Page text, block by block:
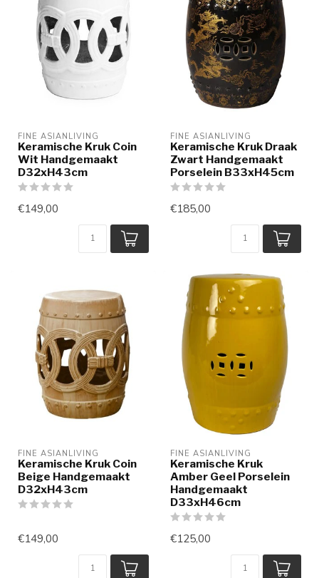
FINE ASIANLIVING
Keramische Kruk Coin
Wit Handgemaakt
D32xH43cm
€149,00
FINE ASIANLIVING
Keramische Kruk Draak
Zwart Handgemaakt
Porselein B33xH45cm
€185,00
FINE ASIANLIVING
Keramische Kruk Coin
Beige Handgemaakt
D32xH43cm
€149,00
FINE ASIANLIVING
Keramische Kruk
Amber Geel Porselein
Handgemaakt
D33xH46cm
€125,00